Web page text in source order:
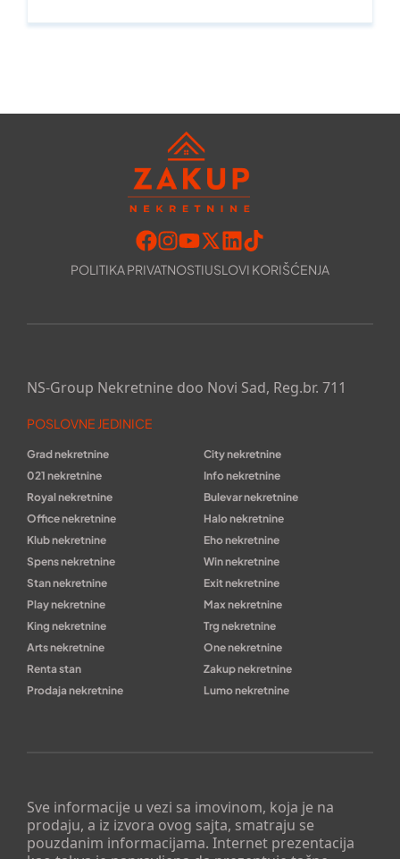
POLITIKA PRIVATNOSTIUSLOVI KORIŠĆENJA
Sve informacije u vezi sa imovinom, koja je na
prodaju, a iz izvora ovog sajta, smatraju se
pouzdanim informacijama. Internet prezentacija
NS-Group Nekretnine doo Novi Sad, Reg.br. 711
POSLOVNE JEDINICE
Grad nekretnine
City nekretnine
021 nekretnine
Info nekretnine
Royal nekretnine
Bulevar nekretnine
Office nekretnine
Halo nekretnine
Klub nekretnine
Eho nekretnine
Spens nekretnine
Win nekretnine
Stan nekretnine
Exit nekretnine
Play nekretnine
Max nekretnine
King nekretnine
Trg nekretnine
Arts nekretnine
One nekretnine
Renta stan
Zakup nekretnine
Prodaja nekretnine
Lumo nekretnine